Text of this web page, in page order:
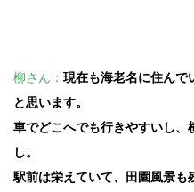
柳さん： 現在も海老名に住んで
と思います。
車でどこへでも行きやすいし
し。
駅前は栄えていて、田園風景も